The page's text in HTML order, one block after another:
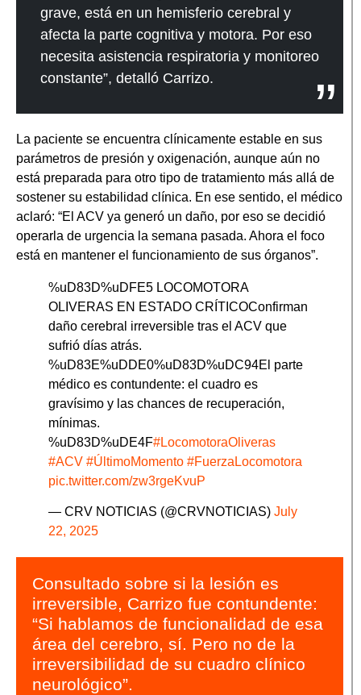
grave, está en un hemisferio cerebral y
afecta la parte cognitiva y motora. Por eso
necesita asistencia respiratoria y monitoreo
constante”, detalló Carrizo.
La paciente se encuentra clínicamente estable en sus
parámetros de presión y oxigenación, aunque aún no
está preparada para otro tipo de tratamiento más allá de
sostener su estabilidad clínica. En ese sentido, el médico
aclaró: “El ACV ya generó un daño, por eso se decidió
operarla de urgencia la semana pasada. Ahora el foco
está en mantener el funcionamiento de sus órganos”.
%uD83D%uDFE5 LOCOMOTORA
OLIVERAS EN ESTADO CRÍTICOConfirman
daño cerebral irreversible tras el ACV que
sufrió días atrás.
%uD83E%uDDE0%uD83D%uDC94El parte
médico es contundente: el cuadro es
gravísimo y las chances de recuperación,
mínimas.
%uD83D%uDE4F#LocomotoraOliveras
#ACV #ÚltimoMomento #FuerzaLocomotora
pic.twitter.com/zw3rgeKvuP
— CRV NOTICIAS (@CRVNOTICIAS) July
22, 2025
Consultado sobre si la lesión es
irreversible, Carrizo fue contundente:
“Si hablamos de funcionalidad de esa
área del cerebro, sí. Pero no de la
irreversibilidad de su cuadro clínico
neurológico”.